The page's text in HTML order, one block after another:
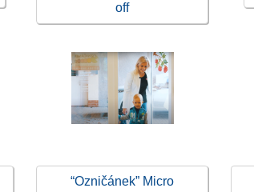
off
“Ozničánek” Micro